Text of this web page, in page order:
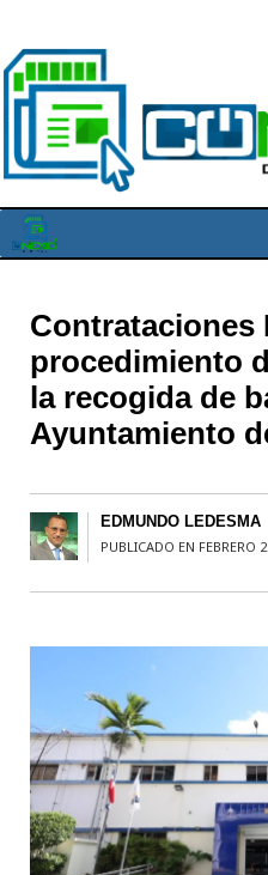
Contrataciones
procedimiento
la recogida de
Ayuntamiento
EDMUNDO LEDESMA
PUBLICADO EN FEBRERO